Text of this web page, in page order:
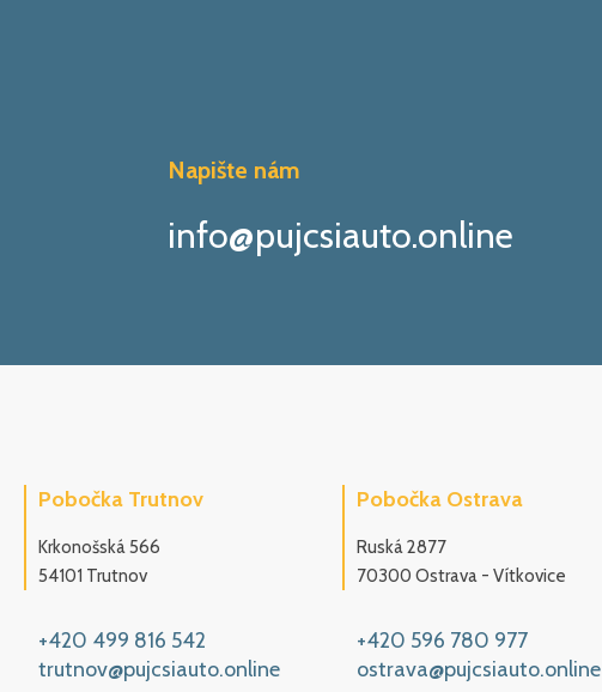
Napište nám
info@pujcsiauto.online
Pobočka Trutnov
Krkonošská 566
54101 Trutnov
+420 499 816 542
trutnov@pujcsiauto.online
Pobočka Ostrava
Ruská 2877
70300 Ostrava - Vítkovice
+420 596 780 977
ostrava@pujcsiauto.online